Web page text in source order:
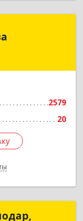
2579
20
Рыбасова
на-Дону г, 14-я